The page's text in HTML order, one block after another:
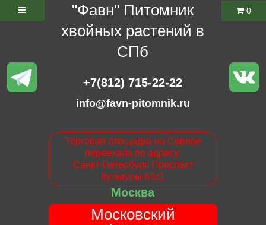
"Фавн" Питомник
хвойных растений в
СПб
+7(812) 715-22-22
info@favn-pitomnik.ru
Торговая площадка на Севере
переехала по адресу:
Санкт-Петербург. Проспект
Культуры 63с1
Москва
Московский
0